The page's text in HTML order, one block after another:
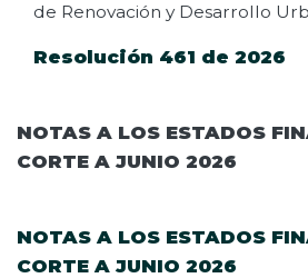
de Renovación y Desarrollo
Resolución 461 de 2026
NOTAS A LOS ESTADOS
CORTE A JUNIO 2026
NOTAS A LOS ESTADOS
CORTE A JUNIO 2026